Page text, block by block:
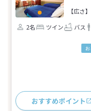
【広さ
2名
ツイン バス
おすすめポイント